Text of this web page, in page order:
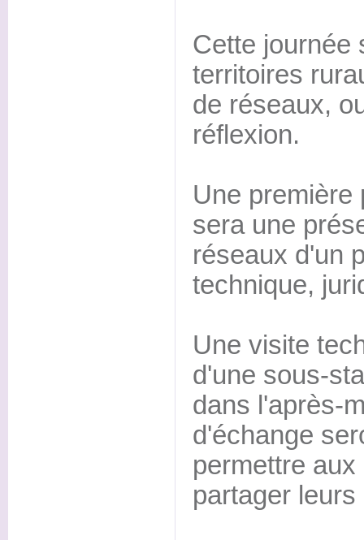
Cette journée
territoires
de réseaux,
réflexion.
Une première
sera une
réseaux d'un
technique,
Une visite
d'une sous-
dans l'après-
d'échange
permettre
partager